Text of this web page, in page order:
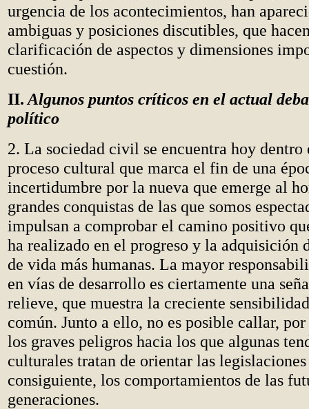
urgencia de los acontecimientos, han
ambiguas y posiciones discutibles, que
clarificación de aspectos y dimensiones
cuestión.
II. Algunos puntos críticos en el actual
político
2. La sociedad civil se encuentra hoy
proceso cultural que marca el fin de una
incertidumbre por la nueva que emerge al
grandes conquistas de las que somos
impulsan a comprobar el camino positivo
ha realizado en el progreso y la adquisición
de vida más humanas. La mayor
en vías de desarrollo es ciertamente una
relieve, que muestra la creciente
común. Junto a ello, no es posible callar,
los graves peligros hacia los que algunas
culturales tratan de orientar las
consiguiente, los comportamientos de las
generaciones.